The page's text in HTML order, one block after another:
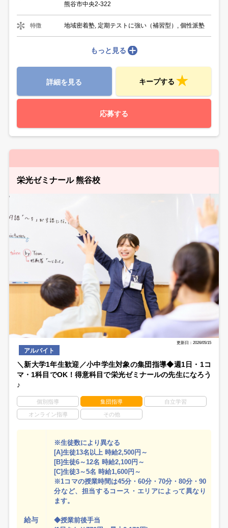
熊谷市中央2-322
特徴 地域密着塾, 定期テストに強い（補習型）, 個性派塾
もっと見る
詳細を見る キープする
応募する
栄光ゼミナール 熊谷校
更新日：2026/05/15
アルバイト
＼新大学1年生歓迎／小中学生対象の集団指導◆週1日・1コ
マ・1科目でOK！得意科目で栄光ゼミナールの先生になろう
♪
個別指導 集団指導 自立学習
オンライン指導 その他
給与
※生徒数により異なる
[A]生徒13名以上 時給2,500円～
[B]生徒6～12名 時給2,100円～
[C]生徒3～5名 時給1,600円～
※1コマの授業時間は45分・60分・70分・80分・90
分など、担当するコース・エリアによって異なり
ます。
◆授業前後手当